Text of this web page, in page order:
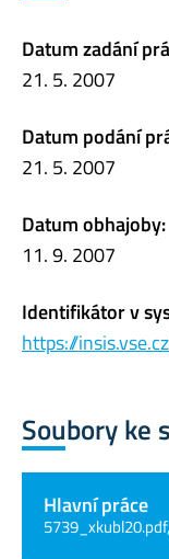
Datum zadání
21. 5. 2007
Datum podání
21. 5. 2007
Datum obhajoby:
11. 9. 2007
Identifikátor v
https://
Soubory ke
Hlavní práce